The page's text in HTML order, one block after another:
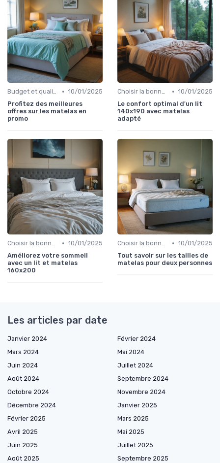
Budget et qualité • 10/01/2025
Profitez des meilleures
offres sur les matelas en
promo
Choisir la bonne taille • 10/01/2025
Le confort optimal d'un lit
140x190 avec matelas
adapté
Choisir la bonne taille • 10/01/2025
Améliorez votre sommeil
avec un lit et matelas
160x200
Choisir la bonne taille • 10/01/2025
Tout savoir sur les tailles de
matelas pour deux personnes
Les articles par date
Janvier 2024
Février 2024
Mars 2024
Mai 2024
Juin 2024
Juillet 2024
Août 2024
Septembre 2024
Octobre 2024
Novembre 2024
Décembre 2024
Janvier 2025
Février 2025
Mars 2025
Avril 2025
Mai 2025
Juin 2025
Juillet 2025
Août 2025
Septembre 2025